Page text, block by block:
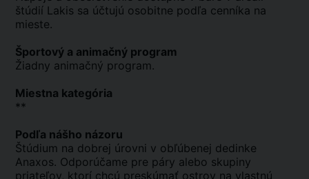
štúdií Lakis sa účtujú osobitne podľa cenníka na
mieste.
Športový a animačný program
Žiadny animačný program.
Miestna kategória
**
Podľa nášho názoru
Štúdium na dobrej úrovni v obľúbenej dedinke
Anaxos. Odporúčame pre páry alebo skupiny
priateľov, ktorí chcú preskúmať ostrov na vlastnú